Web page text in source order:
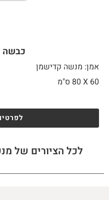
כבשה
אמן: מנשה קדישמן
60 X
לכל הציורים של